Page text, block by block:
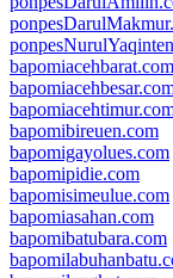
bapomiacehbarat.com
bapomibireuen.com
bapomigayolues.com
bapomipidie.com
bapomisimeulue.com
bapomiasahan.com
bapomibatubara.com